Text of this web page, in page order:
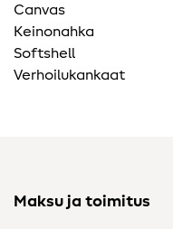
Canvas
Keinonahka
Softshell
Verhoilukankaat
Maksu ja toimitus